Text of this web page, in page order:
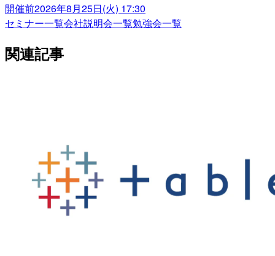
開催前2026年8月25日(火) 17:30
セミナー一覧会社説明会一覧勉強会一覧
関連記事